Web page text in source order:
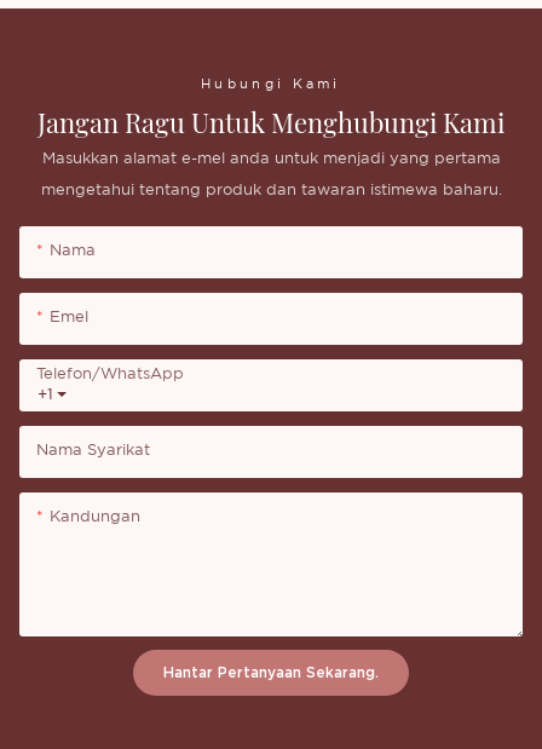
Hubungi Kami
Jangan Ragu Untuk Menghubungi Kami
Masukkan alamat e-mel anda untuk menjadi yang pertama
mengetahui tentang produk dan tawaran istimewa baharu.
Nama
Emel
+1
Telefon/whatsApp
Nama Syarikat
Kandungan
Hantar Pertanyaan Sekarang.